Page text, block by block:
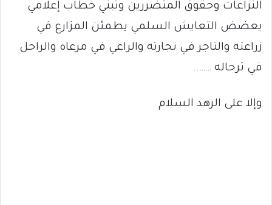
النزاعات وحقوق المتضررين وتَبني خطاب إعلامي
يعضض التعايش السلمي يطمئن المزارع في
زراعته والتاجر في تجارته والراعي في مرعاه والراحل
في ترحاله ……..
وإلا على الرهد السلام